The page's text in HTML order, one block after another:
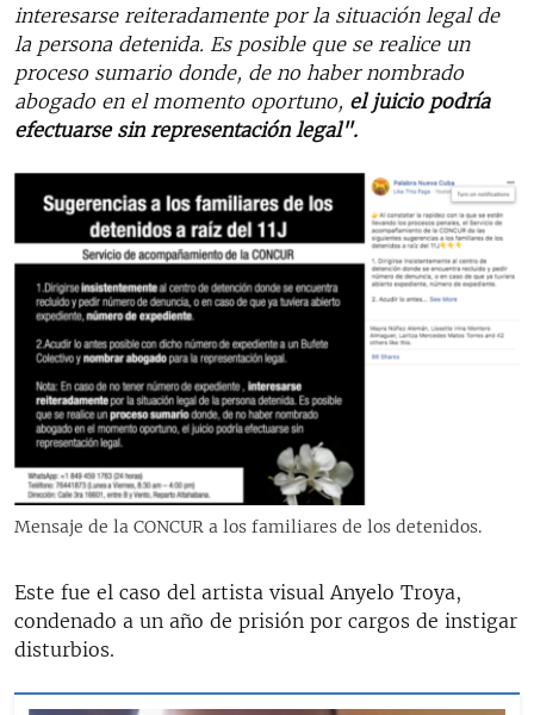
interesarse reiteradamente por la situación legal de
la persona detenida. Es posible que se realice un
proceso sumario donde, de no haber nombrado
abogado en el momento oportuno, el juicio podría
efectuarse sin representación legal".
Mensaje de la CONCUR a los familiares de los detenidos.
Este fue el caso del artista visual Anyelo Troya,
condenado a un año de prisión por cargos de instigar
disturbios.